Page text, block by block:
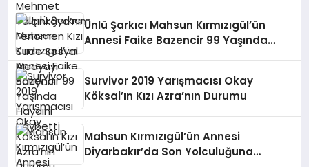
Ünlü Şarkıcı Mahsun Kırmızıgül’ün
Annesi Faike Bazencir 99 Yaşında
Survivor 2019 Yarışmacısı Okay
Köksal’ın Kızı Azra’nın Durumu
Mahsun Kırmızıgül’ün Annesi
Diyarbakır’da Son Yolculuğuna